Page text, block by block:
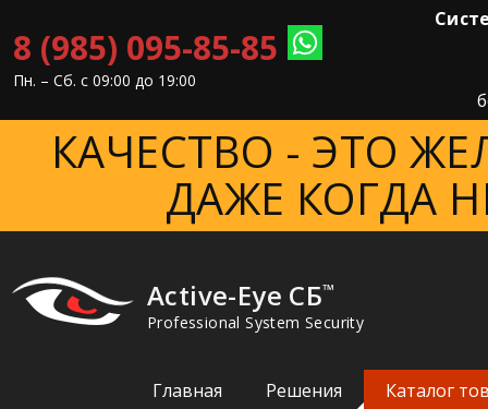
8 (985) 095-85-85
Пн. – Cб. с 09:00 до 19:00
КАЧЕСТВО - ЭТО
ДАЖЕ КОГДА
Active-Eye СБ™
Professional System Security
Главная Решения Каталог